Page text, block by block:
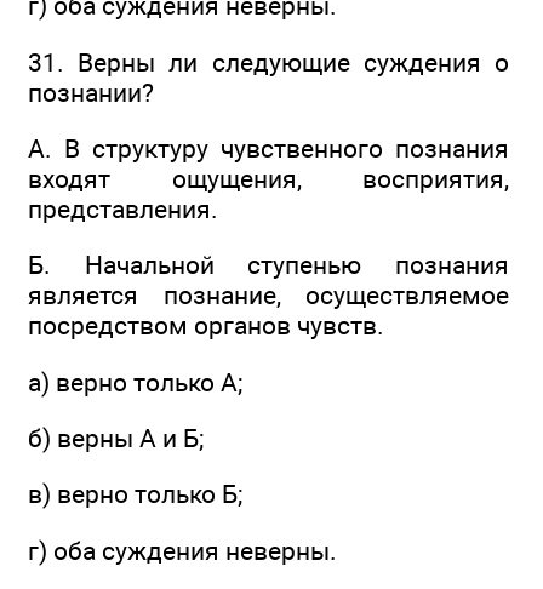
31. Верны ли следующие суждения о
познании?
А. В структуру чувственного познания
входят ощущения, восприятия,
представления.
Б. Начальной ступенью познания
является познание, осуществляемое
посредством органов чувств.
а) верно только А;
б) верны А и Б;
в) верно только Б;
г) оба суждения неверны.